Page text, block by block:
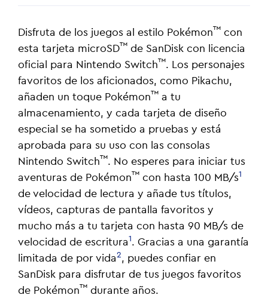
Disfruta de los juegos al estilo Pokémon™ con
esta tarjeta microSD™ de SanDisk con licencia
oficial para Nintendo Switch™. Los personajes
favoritos de los aficionados, como Pikachu,
añaden un toque Pokémon™ a tu
almacenamiento, y cada tarjeta de diseño
especial se ha sometido a pruebas y está
aprobada para su uso con las consolas
Nintendo Switch™. No esperes para iniciar tus
aventuras de Pokémon™ con hasta 100 MB/s1
de velocidad de lectura y añade tus títulos,
vídeos, capturas de pantalla favoritos y
mucho más a tu tarjeta con hasta 90 MB/s de
velocidad de escritura1. Gracias a una garantía
limitada de por vida2, puedes confiar en
SanDisk para disfrutar de tus juegos favoritos
de Pokémon™ durante años.